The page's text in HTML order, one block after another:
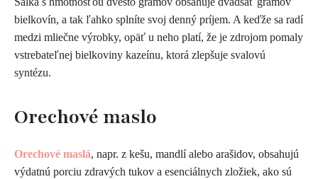
bielkovín, a tak ľahko splníte svoj denný príjem. A keďže sa radí
medzi mliečne výrobky, opäť u neho platí, že je zdrojom pomaly
vstrebateľnej bielkoviny kazeínu, ktorá zlepšuje svalovú
syntézu.
Orechové maslo
Orechové maslá, napr. z kešu, mandlí alebo arašidov, obsahujú
výdatnú porciu zdravých tukov a esenciálnych zložiek, ako sú